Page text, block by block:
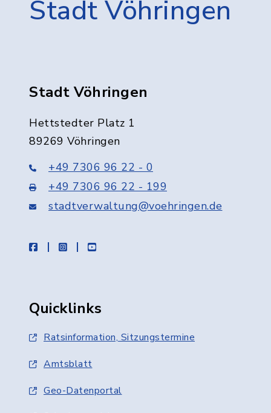
Stadt Vöhringen
Stadt Vöhringen
Hettstedter Platz 1
89269 Vöhringen
+49 7306 96 22 - 0
+49 7306 96 22 - 199
stadtverwaltung@voehringen.de
facebookinstagramyoutube
Quicklinks
Ratsinformation, Sitzungstermine
Amtsblatt
Geo-Datenportal